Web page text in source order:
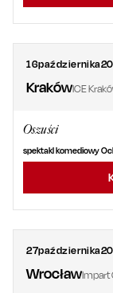
16października
KrakówICE
Oszuści
spektakl komediowy
27października
WrocławImpart